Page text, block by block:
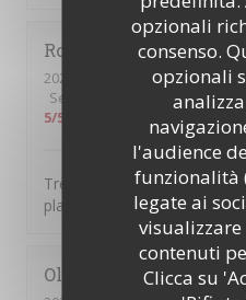
opzionali
consenso.
opzionali
l'audience
funzionalità
legate ai
contenuti
Clicca su
Romain
2026-08-05
- 20:00 - Ospiti 2
Servizio
Atmosfera:5/5
5/5
Très beau cadre, serveurs
plats!
Olivier